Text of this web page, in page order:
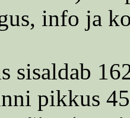
info ja
sisaldab
pikkus